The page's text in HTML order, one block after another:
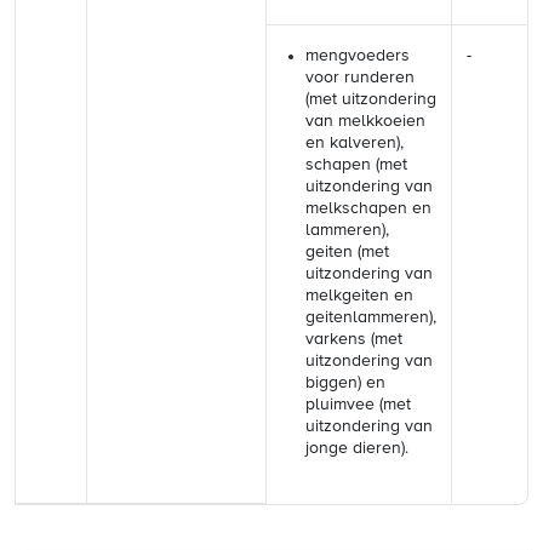
mengvoeders
voor runderen
(met uitzondering
van melkkoeien
en kalveren),
schapen (met
uitzondering van
melkschapen en
lammeren),
geiten (met
uitzondering van
melkgeiten en
geitenlammeren),
varkens (met
uitzondering van
biggen) en
pluimvee (met
uitzondering van
jonge dieren).
-